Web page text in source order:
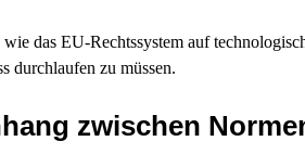
das EU-Rechtssystem auf
durchlaufen zu müssen.
zwischen